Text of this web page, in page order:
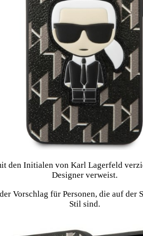
den Initialen von Karl Lagerfeld
Designer verweist.
Vorschlag für Personen, die auf
Stil sind.